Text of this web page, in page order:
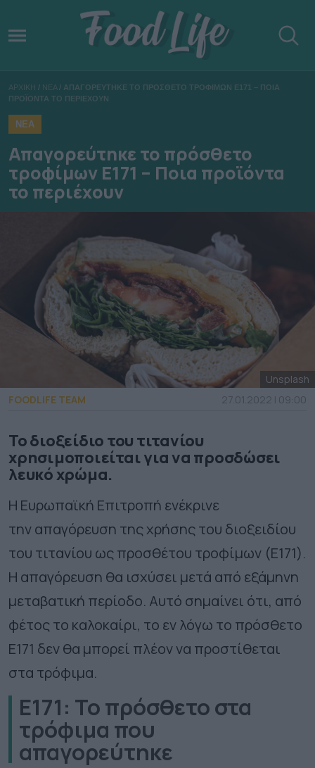
ΑΡΧΙΚΗ / ΝΕΑ / ΑΠΑΓΟΡΕΥΤΗΚΕ ΤΟ ΠΡΟΣΘΕΤΟ ΤΡΟΦΙΜΩΝ Ε171 – ΠΟΙΑ
ΠΡΟΪΟΝΤΑ ΤΟ ΠΕΡΙΕΧΟΥΝ
ΝΕΑ
Απαγορεύτηκε το πρόσθετο
τροφίμων Ε171 – Ποια προϊόντα
το περιέχουν
Unsplash
FOODLIFE TEAM
27.01.2022 | 09:00
Το διοξείδιο του τιτανίου
χρησιμοποιείται για να προσδώσει
λευκό χρώμα.
Η Ευρωπαϊκή Επιτροπή ενέκρινε
την απαγόρευση της χρήσης του διοξειδίου
του τιτανίου ως προσθέτου τροφίμων (E171).
Η απαγόρευση θα ισχύσει μετά από εξάμηνη
μεταβατική περίοδο. Αυτό σημαίνει ότι, από
φέτος το καλοκαίρι, το εν λόγω το πρόσθετο
Ε171 δεν θα μπορεί πλέον να προστίθεται
στα τρόφιμα.
Ε171: Το πρόσθετο στα
τρόφιμα που
απαγορεύτηκε